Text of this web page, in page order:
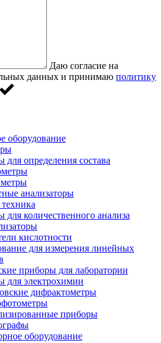
Даю согласие на
данных и принимаю политику
оборудование
для определения состава
анализаторы
для количественного анализа
кислотности
для измерения линейных
приборы для лаборатории
для электрохимии
дифрактометры
приборы
оборудование